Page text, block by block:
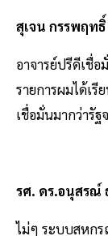
สุเจน กรรพฤทธิ์
อาจารย์ปรีดีเชื่
รายการผมได้เรี
เชื่อมั่นมากว่ารั
รศ. ดร.อนุสรณ์
ไม่ๆ ระบบสหก